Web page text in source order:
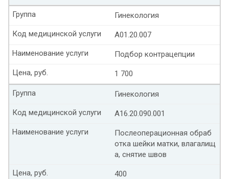
Гинекология
Группа
А01.20.007
Код медицинской услуги
Подбор контрацепции
Наименование услуги
1 700
Цена, руб.
Гинекология
Группа
А16.20.090.001
Код медицинской услуги
Послеоперационная обраб
отка шейки матки, влагалищ
а, снятие швов
Наименование услуги
400
Цена, руб.